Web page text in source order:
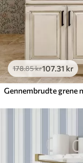
178.85kr107.31 kr